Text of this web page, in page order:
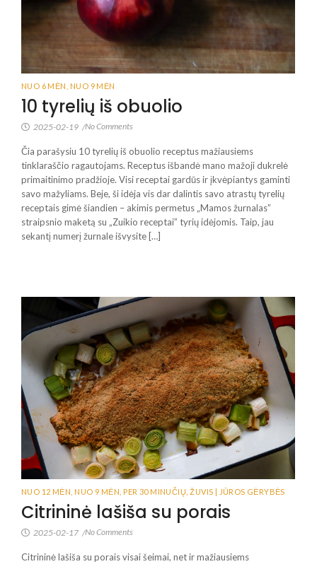
NUO 6 MĖN NUO 9 MĖN
10 tyrelių iš obuolio
2025-02-19 /No Comments
Čia parašysiu 10 tyrelių iš obuolio receptus mažiausiems
tinklaraščio ragautojams. Receptus išbandė mano mažoji dukrelė
primaitinimo pradžioje. Visi receptai gardūs ir įkvėpiantys gaminti
savo mažyliams. Beje, ši idėja vis dar dalintis savo atrastų tyrelių
receptais gimė šiandien – akimis permetus „Mamos žurnalas”
straipsnio maketą su „Zuikio receptai” tyrių idėjomis. Taip, jau
sekantį numerį žurnale išvysite […]
NUO 12 MĖN NUO 9 MĖN PER 30 MINUČIŲ ŽUVIS | JŪROS GĖRYBĖS
Citrininė lašiša su porais
2025-02-17 /No Comments
Citrininė lašiša su porais visai šeimai, net ir mažiausiems